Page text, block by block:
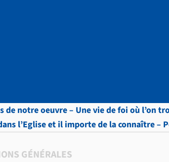
notre oeuvre – Une vie de foi où l’on
l’Eglise et il importe de la connaître –
GÉNÉRALES